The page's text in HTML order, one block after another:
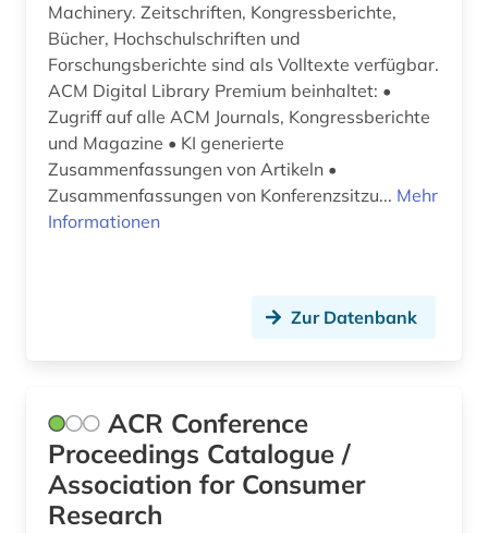
corporate finance (1)
corporate governance (1)
corporate social responsibility (1)
corporate-governence-daten (1)
coworking (1)
daten (7)
datenanalyse (7)
Machinery. Zeitschriften, Kongressberichte,
Bücher, Hochschulschriften und
Forschungsberichte sind als Volltexte verfügbar.
ACM Digital Library Premium beinhaltet: •
Zugriff auf alle ACM Journals, Kongressberichte
und Magazine • KI generierte
Zusammenfassungen von Artikeln •
Zusammenfassungen von Konferenzsitzu... Mehr
Informationen
Zur Datenbank
ACR Conference
Proceedings Catalogue /
Association for Consumer
Research